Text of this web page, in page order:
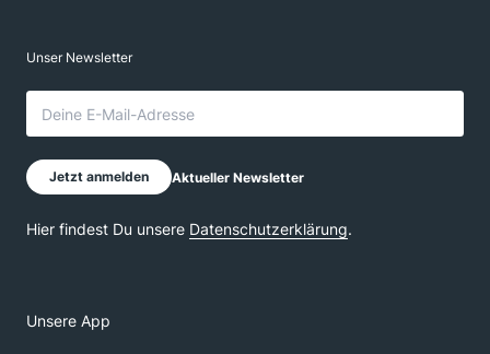
Unsere App